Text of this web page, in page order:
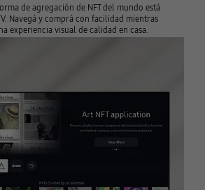
de agregación de NFT del mundo está
Navegá y comprá con facilidad mientras
experiencia visual de calidad en casa.